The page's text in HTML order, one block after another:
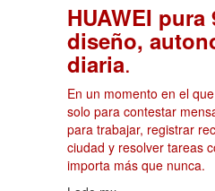
HUAWEI pura
diseño,
diaria.
En un momento en el
solo para contestar
para trabajar, registrar
ciudad y resolver tareas
importa más que nunca.